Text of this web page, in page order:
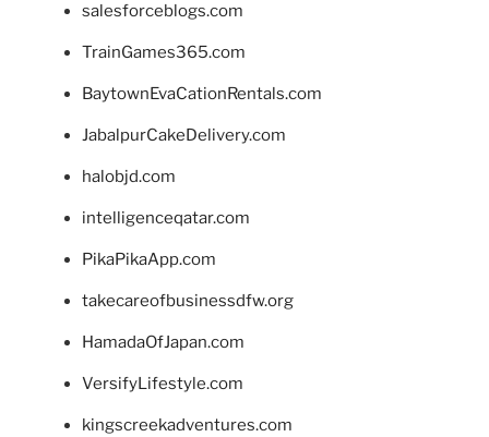
salesforceblogs.com
TrainGames365.com
BaytownEvaCationRentals.com
JabalpurCakeDelivery.com
halobjd.com
intelligenceqatar.com
PikaPikaApp.com
takecareofbusinessdfw.org
HamadaOfJapan.com
VersifyLifestyle.com
kingscreekadventures.com